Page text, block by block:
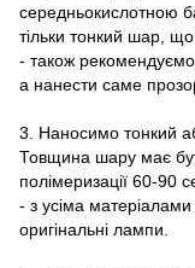
середньокислотною
тільки тонкий шар,
- також
а нанести саме
3. Наносимо тонкий
Товщина шару має
полімеризації 60-90
- з усіма
оригінальні лампи.